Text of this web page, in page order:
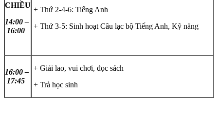
CHIỀU
14:00 –
16:00
+ Thứ 2-4-6: Tiếng Anh
+ Thứ 3-5: Sinh hoạt Câu lạc bộ Tiếng Anh, Kỹ năng
16:00 –
17:45
+ Giải lao, vui chơi, đọc sách
+ Trả học sinh